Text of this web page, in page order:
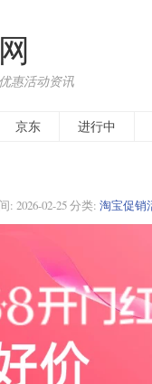
惠活动资讯
京东 进行中
: 2026-02-25分类: 淘宝促销